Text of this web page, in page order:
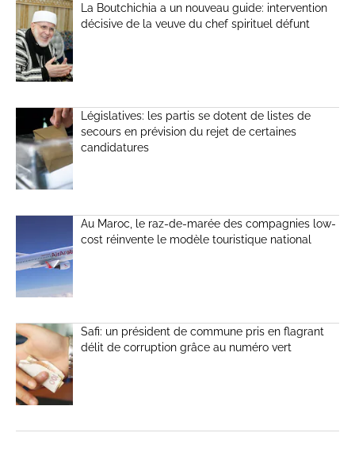
La Boutchichia a un nouveau guide: intervention
décisive de la veuve du chef spirituel défunt
Législatives: les partis se dotent de listes de
secours en prévision du rejet de certaines
candidatures
Au Maroc, le raz-de-marée des compagnies low-
cost réinvente le modèle touristique national
Safi: un président de commune pris en flagrant
délit de corruption grâce au numéro vert